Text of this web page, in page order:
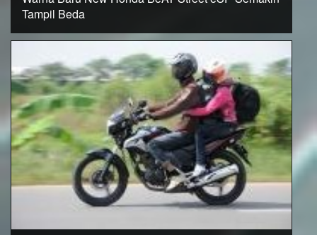
Tampil Beda